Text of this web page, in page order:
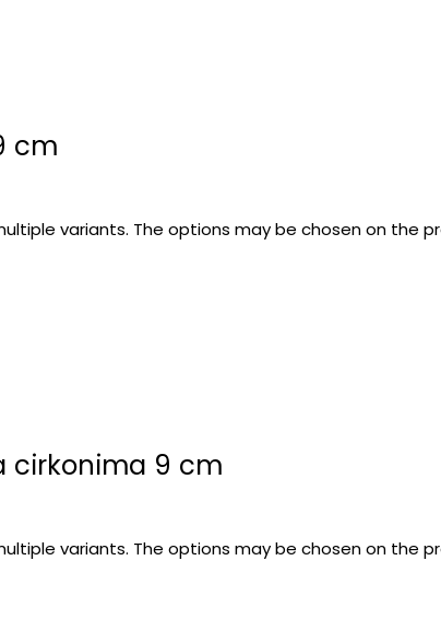
cm
variants. The options may be chosen on the
cirkonima 9 cm
variants. The options may be chosen on the